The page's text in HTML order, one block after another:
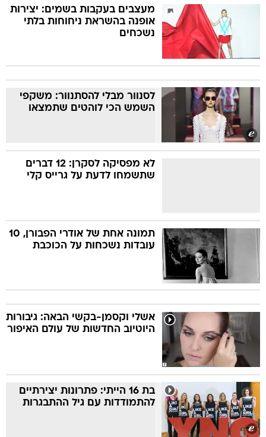
מעצבים בעקבות בשמים: יצירות
אופנה בהשראת ניחוחות בלתי
נשכחים
לסנוור מבלי להסתנוור: משקפי
השמש הכי לוהטים שתמצאו
לא מפסיקה לסקרן: 12 דברים
שתשמחו לדעת על גרייס קלי
תמונה אחת של אודרי הפבורן, 10
עובדות נשכחות על הכוכבת
אשלי וקסמן-בקשי הבאה: גיבורות
היוטיוב החדשות של עולם האיפור
בת 16 הייתי: פתרונות יצירתיים
להתמודדות עם גיל ההתבגרות